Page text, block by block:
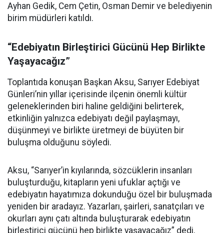
Ayhan Gedik, Cem Çetin, Osman Demir ve belediyenin
birim müdürleri katıldı.
“Edebiyatın Birleştirici Gücünü Hep Birlikte
Yaşayacağız”
Toplantıda konuşan Başkan Aksu, Sarıyer Edebiyat
Günleri’nin yıllar içerisinde ilçenin önemli kültür
geleneklerinden biri haline geldiğini belirterek,
etkinliğin yalnızca edebiyatı değil paylaşmayı,
düşünmeyi ve birlikte üretmeyi de büyüten bir
buluşma olduğunu söyledi.
Aksu, “Sarıyer’in kıyılarında, sözcüklerin insanları
buluşturduğu, kitapların yeni ufuklar açtığı ve
edebiyatın hayatımıza dokunduğu özel bir buluşmada
yeniden bir aradayız. Yazarları, şairleri, sanatçıları ve
okurları aynı çatı altında buluşturarak edebiyatın
birleştirici gücünü hep birlikte yaşayacağız” dedi.